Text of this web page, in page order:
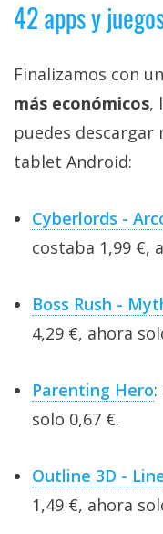
42 apps y
Finalizamos con un
más económicos,
puedes
tablet Android:
Cyberlords -
costaba 1,99 €,
Boss Rush -
4,29 €, ahora
Parenting Hero
solo 0,67 €.
Outline 3D -
1,49 €, ahora